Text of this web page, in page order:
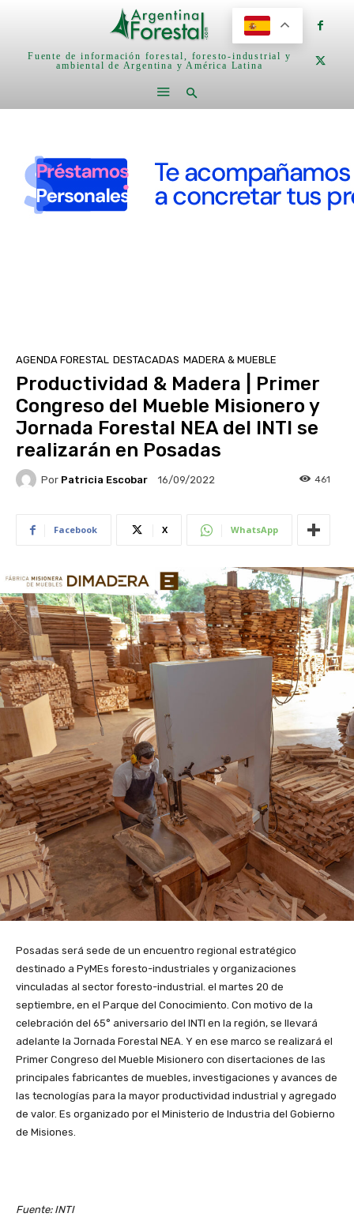
Fuente de información forestal, foresto-industrial y
ambiental de Argentina y América Latina
AGENDA FORESTAL DESTACADAS MADERA & MUEBLE
Productividad & Madera | Primer
Congreso del Mueble Misionero y
Jornada Forestal NEA del INTI se
realizarán en Posadas
Por Patricia Escobar 16/09/2022 461
Facebook X WhatsApp
Posadas será sede de un encuentro regional estratégico
destinado a PyMEs foresto-industriales y organizaciones
vinculadas al sector foresto-industrial. el martes 20 de
septiembre, en el Parque del Conocimiento. Con motivo de la
celebración del 65° aniversario del INTI en la región, se llevará
adelante la Jornada Forestal NEA. Y en ese marco se realizará el
Primer Congreso del Mueble Misionero con disertaciones de las
principales fabricantes de muebles, investigaciones y avances de
las tecnologías para la mayor productividad industrial y agregado
de valor. Es organizado por el Ministerio de Industria del Gobierno
de Misiones.
Fuente: INTI